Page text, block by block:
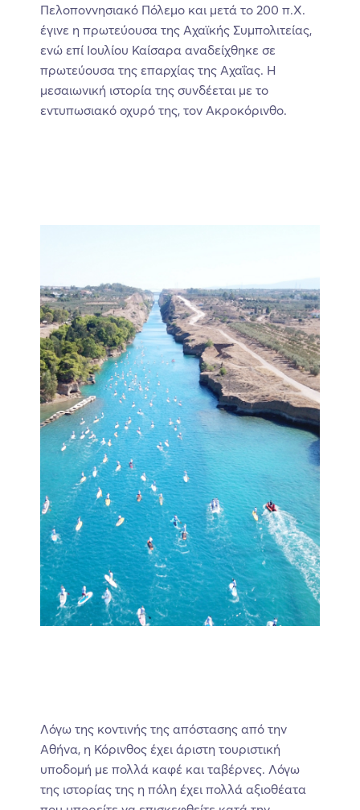
Πελοποννησιακό Πόλεμο και μετά το 200 π.Χ.
έγινε η πρωτεύουσα της Αχαϊκής Συμπολιτείας,
ενώ επί Ιουλίου Καίσαρα αναδείχθηκε σε
πρωτεύουσα της επαρχίας της Αχαΐας. Η
μεσαιωνική ιστορία της συνδέεται με το
εντυπωσιακό οχυρό της, τον Ακροκόρινθο.
Λόγω της κοντινής της απόστασης από την
Αθήνα, η Κόρινθος έχει άριστη τουριστική
υποδομή με πολλά καφέ και ταβέρνες. Λόγω
της ιστορίας της η πόλη έχει πολλά αξιοθέατα